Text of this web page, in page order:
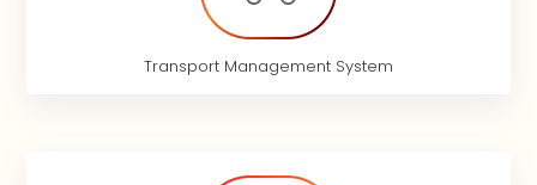
Transport Management System